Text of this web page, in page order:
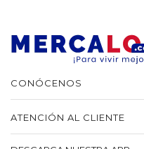
CONÓCENOS
ATENCIÓN AL CLIENTE